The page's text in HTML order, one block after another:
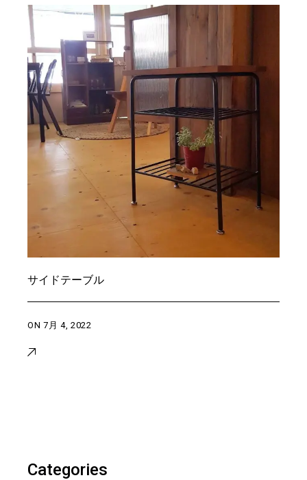
サイドテーブル
ON7月 4, 2022
Categories